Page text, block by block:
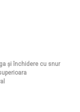
şi închidere cu snur